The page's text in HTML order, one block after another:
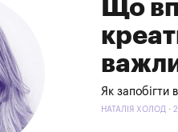
Що
Як запобігти
НАТАЛІЯ ХОЛОД -